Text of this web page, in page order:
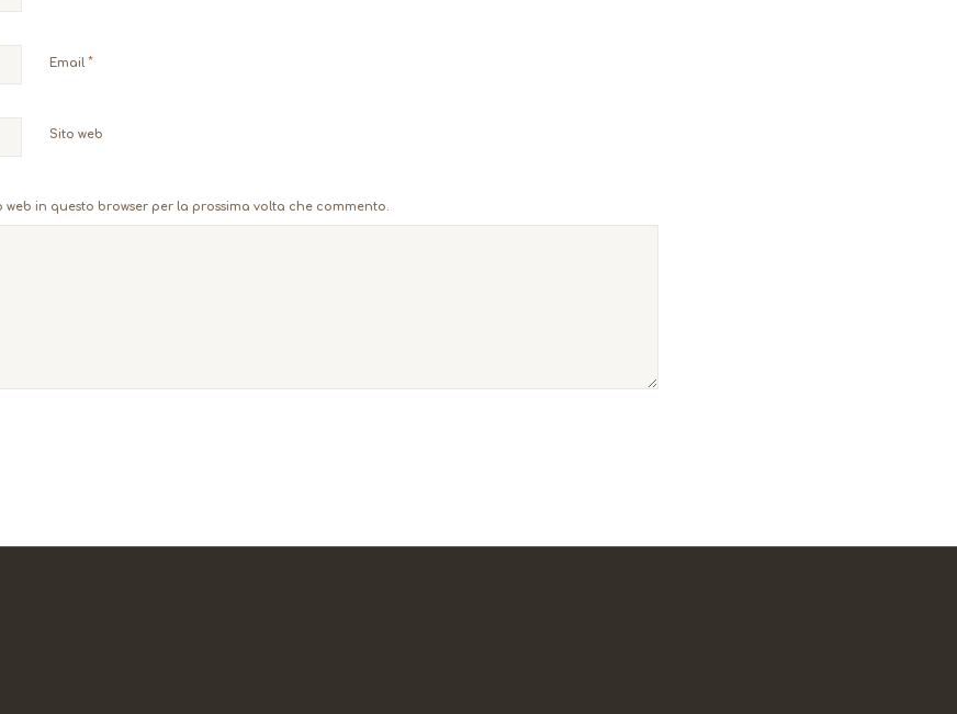
Email *
Sito web
web in questo browser per la prossima volta che commento.